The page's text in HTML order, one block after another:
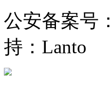
公安备案号：
持：Lanto